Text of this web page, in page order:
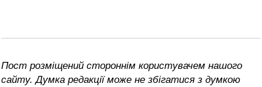
Пост розміщений стороннім користувачем нашого
сайту. Думка редакції може не збігатися з думкою